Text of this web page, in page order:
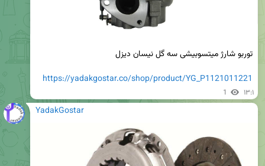
https://yadakgostar.co/shop/product/YG_P1121011221
1 ۱۳:۱
YadakGostar